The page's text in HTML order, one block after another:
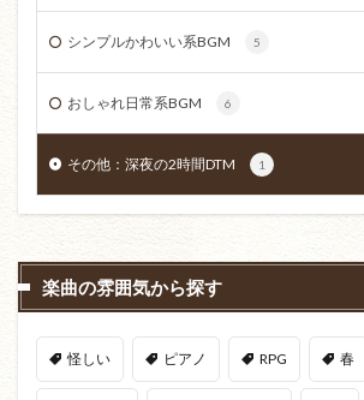
シンプルかわいい系BGM 5
おしゃれ日常系BGM 6
その他：深夜の2時間DTM 1
楽曲の雰囲気から探す
怪しい ピアノ RPG 春